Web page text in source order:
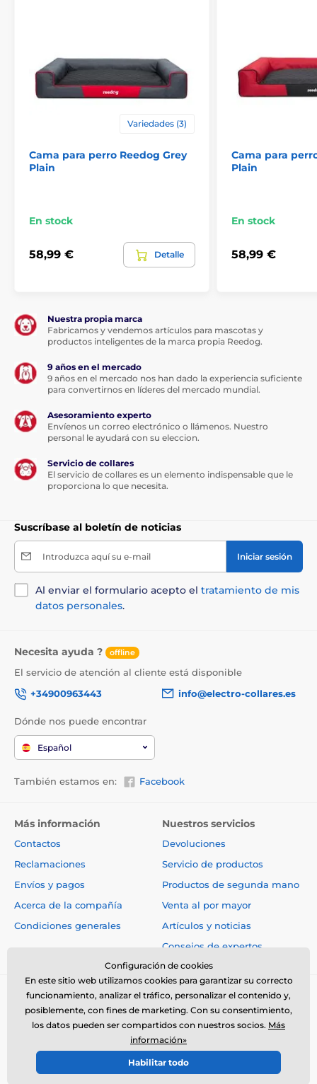
Variedades (3)
Cama para perro Reedog Grey
Plain
En stock
58,99 € Detalle
Cama para
Plain
En stock
58,99 €
Nuestra propia marca
Fabricamos y vendemos artículos para mascotas y
productos inteligentes de la marca propia Reedog.
9 años en el mercado
9 años en el mercado nos han dado la experiencia suficiente
para convertirnos en líderes del mercado mundial.
Asesoramiento experto
Envíenos un correo electrónico o llámenos. Nuestro
personal le ayudará con su eleccion.
Servicio de collares
El servicio de collares es un elemento indispensable que le
proporciona lo que necesita.
Suscríbase al boletín de noticias
Introduzca aquí su e-mail Iniciar sesión
Al enviar el formulario acepto el tratamiento de mis
datos personales.
Necesita ayuda ? offline
El servicio de atención al cliente está disponible
+34900963443
info@electro-collares.es
Dónde nos puede encontrar
Español
También estamos en: Facebook
Más información
Contactos
Reclamaciones
Envíos y pagos
Acerca de la compañía
Condiciones generales
Nuestros servicios
Devoluciones
Servicio de productos
Productos de segunda mano
Venta al por mayor
Artículos y noticias
Consejos de expertos
© 2026 www.electro-collares.es ⦁ Tienda electrónica creada por
SIMPLIA.cz
Configuración de cookies
En este sitio web utilizamos cookies para garantizar su correcto
funcionamiento, analizar el tráfico, personalizar el contenido y,
posiblemente, con fines de marketing. Con su consentimiento,
los datos pueden ser compartidos con nuestros socios. Más
información»
Habilitar todo